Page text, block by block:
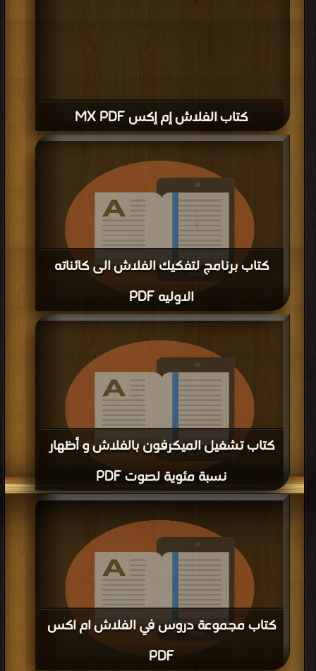
كتاب الفلاش إم إكس MX PDF
كتاب برنامج لتفكيك الفلاش الى كائناته
الاوليه PDF
قراءة و تحميل كتاب كتاب برنامج لتفكيك الفلاش الى كائناته الاوليه PDF مجانا |
كتب في| التحميل : مرة/مرات
كتاب تشغيل الميكرفون بالفلاش و أظهار
نسبة مئوية لصوت PDF
قراءة و تحميل كتاب كتاب تشغيل الميكرفون بالفلاش و أظهار نسبة مئوية لصوت
كتب في| التحميل : مرة/مرات
كتاب مجموعة دروس في الفلاش ام اكس
PDF